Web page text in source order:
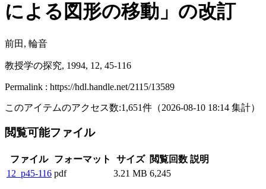
による図形の移動」の改訂
前田, 輪音
教授学の探究, 1994, 12, 45-116
Permalink : https://hdl.handle.net/2115/13589
このアイテムのアクセス数:1,651件 （2026-08-10 18:14 集計）
閲覧可能ファイル
ファイル フォーマット サイズ 閲覧回数 説明
12_p45-116 pdf 3.21 MB 6,245